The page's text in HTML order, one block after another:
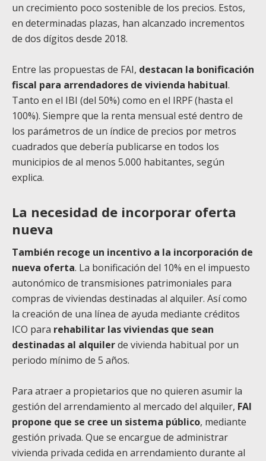
un crecimiento poco sostenible de los precios. Estos,
en determinadas plazas, han alcanzado incrementos
de dos dígitos desde 2018.
Entre las propuestas de FAI, destacan la bonificación
fiscal para arrendadores de vivienda habitual.
Tanto en el IBI (del 50%) como en el IRPF (hasta el
100%). Siempre que la renta mensual esté dentro de
los parámetros de un índice de precios por metros
cuadrados que debería publicarse en todos los
municipios de al menos 5.000 habitantes, según
explica.
La necesidad de incorporar oferta
nueva
También recoge un incentivo a la incorporación de
nueva oferta. La bonificación del 10% en el impuesto
autonómico de transmisiones patrimoniales para
compras de viviendas destinadas al alquiler. Así como
la creación de una línea de ayuda mediante créditos
ICO para rehabilitar las viviendas que sean
destinadas al alquilerde vivienda habitual por un
periodo mínimo de 5 años.
Para atraer a propietarios que no quieren asumir la
gestión del arrendamiento al mercado del alquiler, FAI
propone que se cree un sistema público, mediante
gestión privada. Que se encargue de administrar
vivienda privada cedida en arrendamiento durante al